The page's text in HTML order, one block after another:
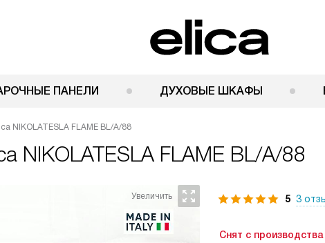
ПАНЕЛИ ДУХОВЫЕ ШКАФЫ
NIKOLATESLA FLAME BL/A/88
NIKOLATESLA FLAME BL/A/88
5 3
Снят с производства